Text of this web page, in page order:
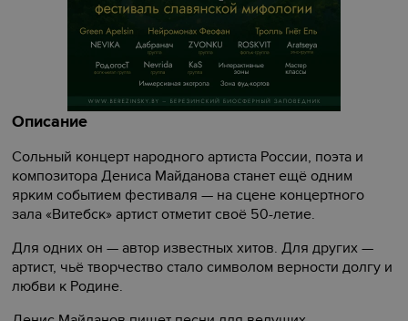
Описание
Сольный концерт народного артиста России, поэта и
композитора Дениса Майданова станет ещё одним
ярким событием фестиваля — на сцене концертного
зала «Витебск» артист отметит своё 50-летие.
Для одних он — автор известных хитов. Для других —
артист, чьё творчество стало символом верности долгу и
любви к Родине.